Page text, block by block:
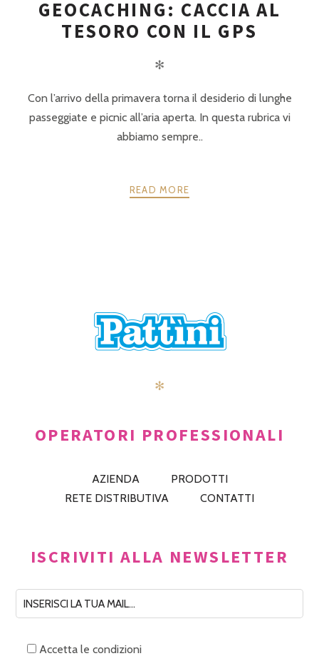
GEOCACHING: CACCIA AL
TESORO CON IL GPS
✻
Con l’arrivo della primavera torna il desiderio di lunghe
passeggiate e picnic all’aria aperta. In questa rubrica vi
abbiamo sempre..
READ MORE
✻
OPERATORI PROFESSIONALI
AZIENDA
PRODOTTI
RETE DISTRIBUTIVA
CONTATTI
ISCRIVITI ALLA NEWSLETTER
Accetta le condizioni